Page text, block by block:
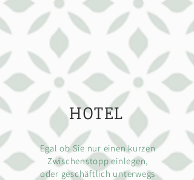
HOTEL
Egal ob Sie nur einen kurzen
Zwischenstopp einlegen,
oder geschäftlich unterwegs